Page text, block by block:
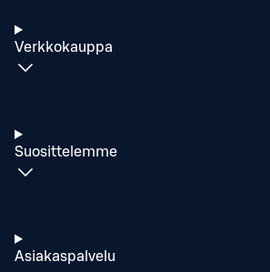
Verkkokauppa
Suosittelemme
Asiakaspalvelu